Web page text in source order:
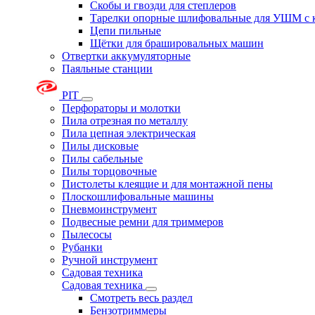
Скобы и гвозди для степлеров
Тарелки опорные шлифовальные для УШМ с
Цепи пильные
Щётки для брашировальных машин
Отвертки аккумуляторные
Паяльные станции
PIT
Перфораторы и молотки
Пила отрезная по металлу
Пила цепная электрическая
Пилы дисковые
Пилы сабельные
Пилы торцовочные
Пистолеты клеящие и для монтажной пены
Плоскошлифовальные машины
Пневмоинструмент
Подвесные ремни для триммеров
Пылесосы
Рубанки
Ручной инструмент
Садовая техника
Садовая техника
Смотреть весь раздел
Бензотриммеры